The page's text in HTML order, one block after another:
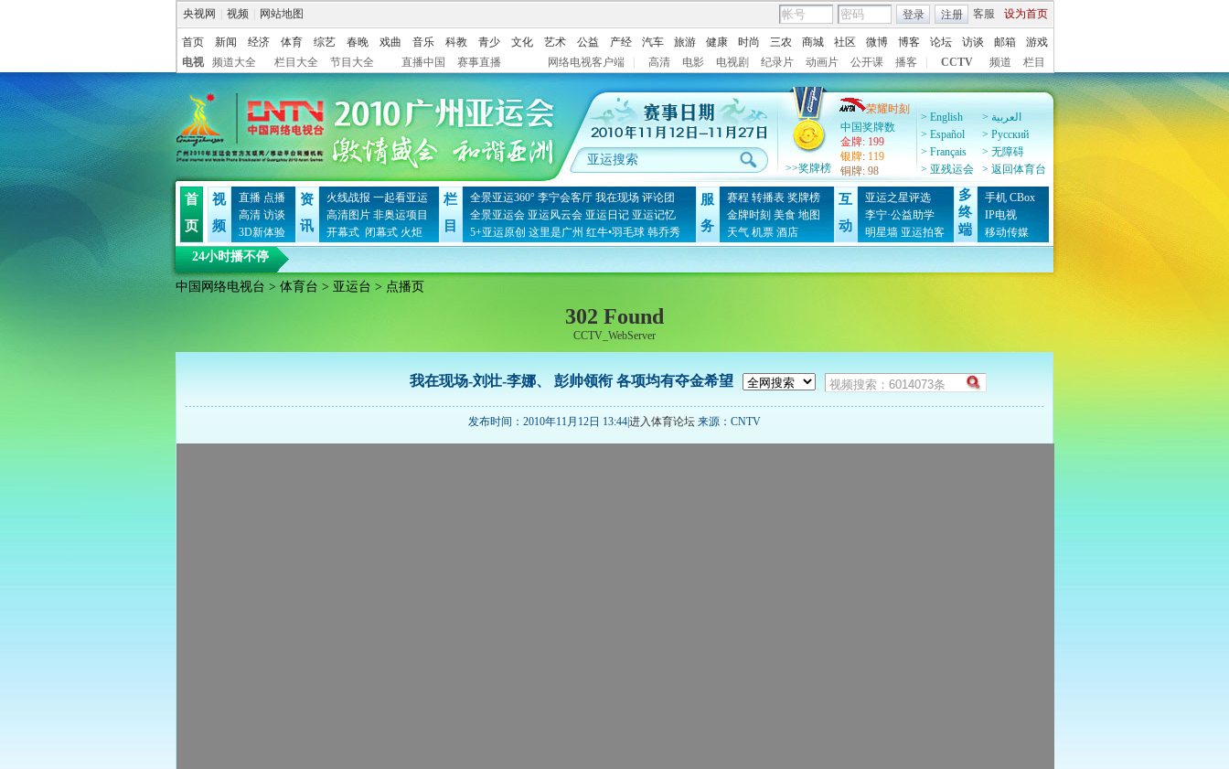
央视网 视频 网站地图 客服 设为首页
登录 注册
首页 新闻 经济 体育 综艺 春晚 戏曲 音乐 科教 青少 文化 艺术 公益 产经 汽车 旅游 健康 时尚 三农 商城 社区 微博 博客 论坛 访谈 邮箱
游戏
电视
频道大全 栏目大全 节目大全 直播中国 赛事直播 网络电视客户端 高清 电影 电视剧 纪录片 动画片 公开课 播客 CCTV 频道 栏目
> English
> العربية
> Español
> Pусский
> Français
> 无障碍
> 亚残运会
> 返回体育台
>>奖牌榜
荣耀时刻
中国奖牌数
金牌: 199
银牌: 119
铜牌: 98
首
页
视
频
直播 点播
高清 访谈
3D新体验
资
讯
火线战报 一起看亚运
高清图片 非奥运项目
开幕式 闭幕式 火炬
栏
目
全景亚运360° 李宁会客厅 我在现场 评论团
全景亚运会 亚运风云会 亚运日记 亚运记忆
5+亚运原创 这里是广州 红牛•羽毛球 韩乔秀
服
务
赛程 转播表 奖牌榜
金牌时刻 美食 地图
天气 机票 酒店
互
动
亚运之星评选
李宁·公益助学
明星墙 亚运拍客
多
终
端
手机 CBox
IP电视
移动传媒
24小时播不停
中国网络电视台 > 体育台 > 亚运台 > 点播页
302 Found
CCTV_WebServer
我在现场-刘壮-李娜、 彭帅领衔 各项均有夺金希望
发布时间：2010年11月12日 13:44|进入体育论坛 来源：CNTV